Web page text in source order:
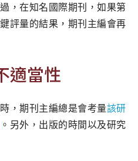
，在知名國際期刊，如果第
評量的結果，期刊主編會再
適當性
，期刊主編總是會考量該研
。另外，出版的時間以及研究